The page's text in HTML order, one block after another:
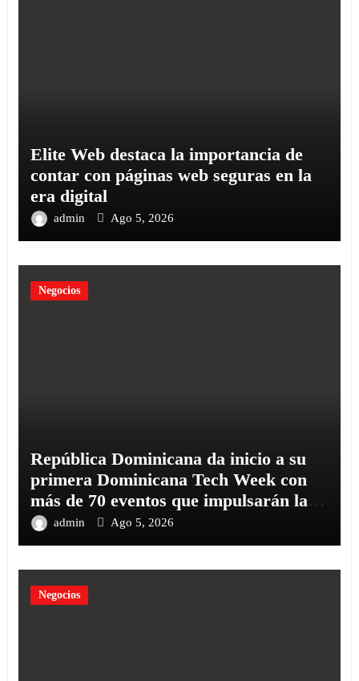
Elite Web destaca la importancia de
contar con páginas web seguras en la
era digital
admin Ago 5, 2026
Negocios
República Dominicana da inicio a su
primera Dominicana Tech Week con
más de 70 eventos que impulsarán la
innovación del país
admin Ago 5, 2026
Negocios